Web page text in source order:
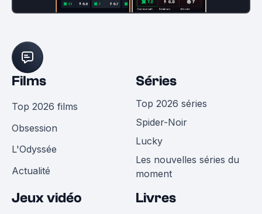
Films
Top 2026 films
Obsession
L'Odyssée
Actualité
Séries
Top 2026 séries
Spider-Noir
Lucky
Les nouvelles séries du
moment
Jeux vidéo Livres